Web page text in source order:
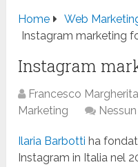
Home
Web
Instagram marketing
Instagram
Francesco Margherita
Marketing
Ilaria Barbotti ha
Instagram in Italia nel